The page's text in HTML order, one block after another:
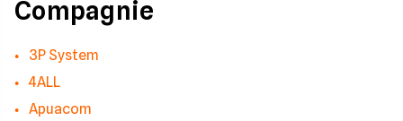
Compagnie
3P System
4ALL
Apuacom